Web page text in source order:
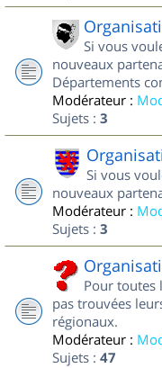
Si vous
nouveaux
Départements
Modérateur :
Sujets : 3
Si vous
nouveaux
Modérateur :
Sujets : 3
Pour toutes
pas trouvées
régionaux.
Modérateur :
Sujets : 47